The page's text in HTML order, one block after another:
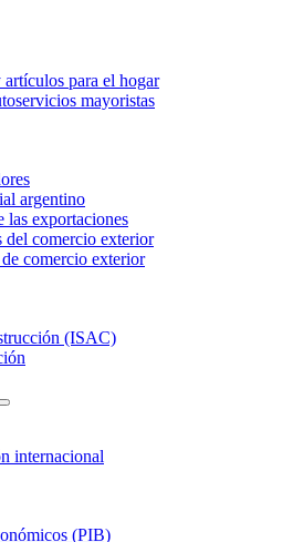
para el hogar
mayoristas
argentino
exportaciones
del comercio exterior
comercio exterior
(ISAC)
internacional
(PIB)